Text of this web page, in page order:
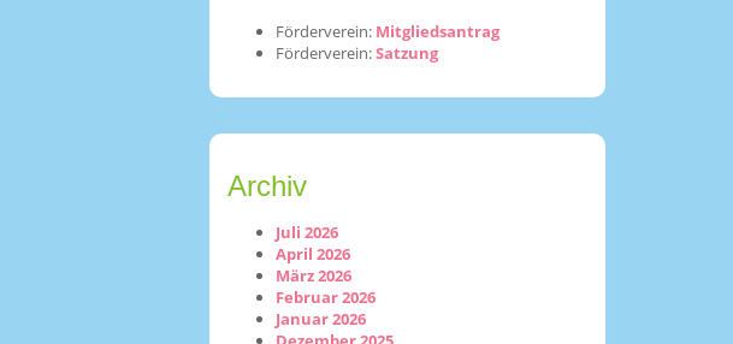
Förderverein: Mitgliedsantrag
Förderverein:Satzung
Archiv
Juli 2026
April 2026
März 2026
Februar 2026
Januar 2026